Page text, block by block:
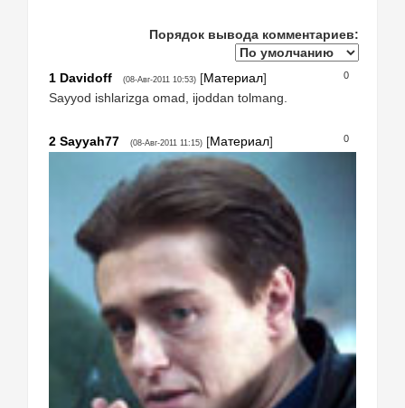
Порядок вывода комментариев:
0
1 Davidoff (08-Авг-2011 10:53) [Материал]
Sayyod ishlarizga omad, ijoddan tolmang.
0
2 Sayyah77 (08-Авг-2011 11:15) [Материал]